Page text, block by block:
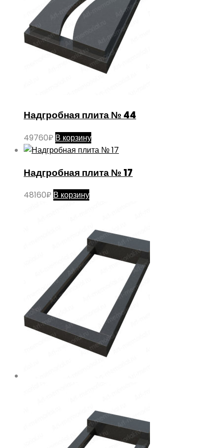
Надгробная плита № 44
49760₽ В корзину
Надгробная плита № 17
48160₽ В корзину